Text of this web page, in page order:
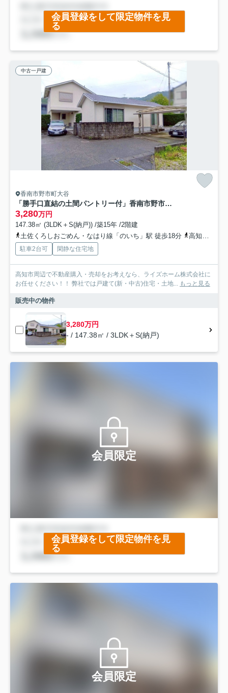
会員登録をして限定物件を見
る
中古一戸建
香南市野市町大谷
「勝手口直結の土間パントリー付」香南市野市町大谷 中古一戸建て
3,280万円
147.38㎡ (3LDK＋S(納戸)) /築15年 /2階建
土佐くろしおごめん・なはり線「のいち」駅 徒歩18分
高知県香南市「アクトランド前」バス停下車 徒歩6分
駐車2台可 閑静な住宅地
高知市周辺で不動産購入・売却をお考えなら、ライズホーム株式会社に
お任せください！！ 弊社では戸建て(新・中古)住宅・土地... もっと見る
販売中の物件
3,280万円
- / 147.38㎡ / 3LDK＋S(納戸)
会員限定
会員登録をして限定物件を見
る
会員限定